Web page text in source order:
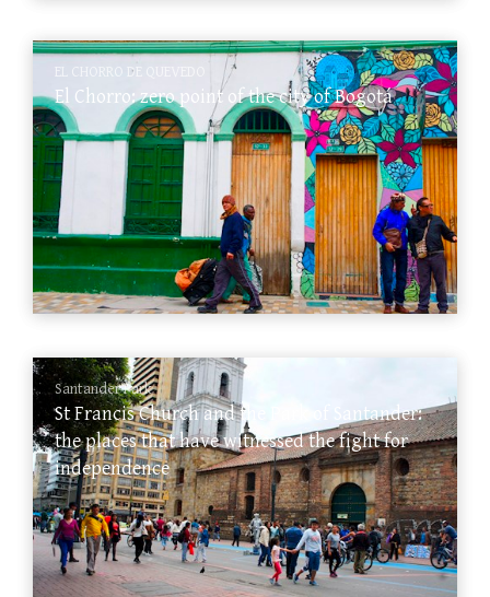
EL CHORRO DE QUEVEDO
El Chorro: zero point of the city of Bogotá
Santander Park
St Francis Church and the Park of Santander:
the places that have witnessed the fight for
independence